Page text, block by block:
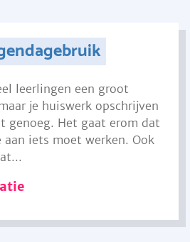
leerlingen een groot
je huiswerk opschrijven
genoeg. Het gaat erom dat
aan iets moet werken. Ook